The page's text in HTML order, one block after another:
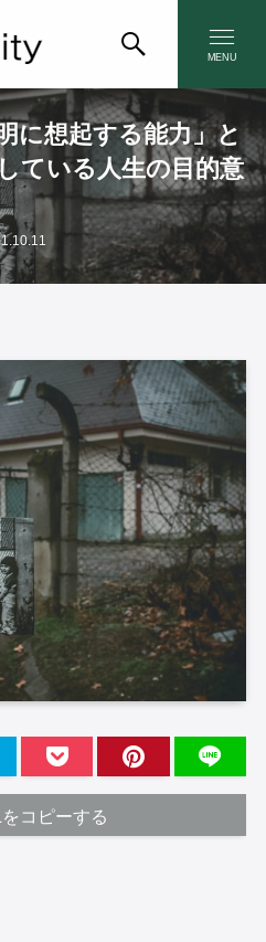
MENU
に想起する能力」と
ている人生の目的意
コピーする